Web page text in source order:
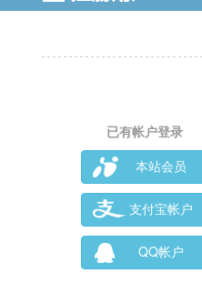
已有帐户登录
本站会员
支付宝帐户
QQ帐户